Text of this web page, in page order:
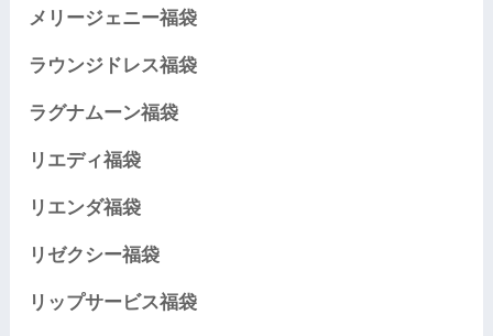
メリージェニー福袋
ラウンジドレス福袋
ラグナムーン福袋
リエディ福袋
リエンダ福袋
リゼクシー福袋
リップサービス福袋